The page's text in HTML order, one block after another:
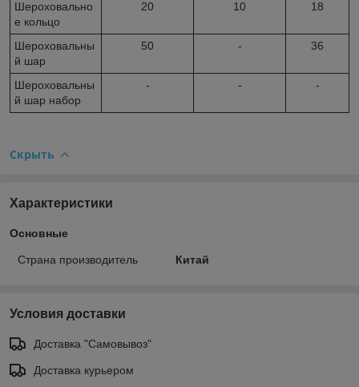
Шероховально
е кольцо
20 10 18
Шероховальны
й шар
50 - 36
Шероховальны
й шар набор
- - -
Скрыть
Характеристики
Основные
Страна производитель Китай
Условия доставки
Доставка "Самовывоз"
Доставка курьером